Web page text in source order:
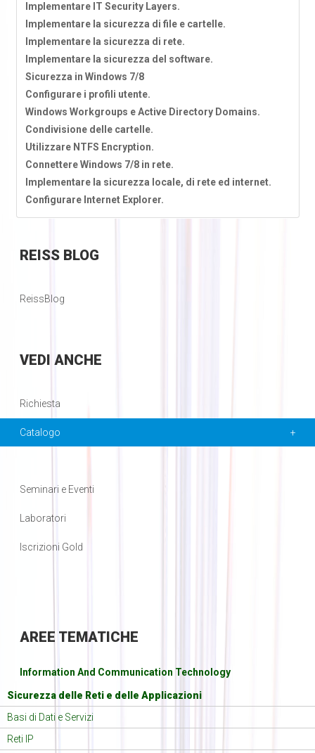
Implementare IT Security Layers.
Implementare la sicurezza di file e cartelle.
Implementare la sicurezza di rete.
Implementare la sicurezza del software.
Sicurezza in Windows 7/8
Configurare i profili utente.
Windows Workgroups e Active Directory Domains.
Condivisione delle cartelle.
Utilizzare NTFS Encryption.
Connettere Windows 7/8 in rete.
Implementare la sicurezza locale, di rete ed internet.
Configurare Internet Explorer.
REISSBLOG
ReissBlog
VEDI ANCHE
Richiesta
Catalogo
Seminari e Eventi
Laboratori
Iscrizioni Gold
AREE TEMATICHE
Information And Communication Technology
Sicurezza delle Reti e delle Applicazioni
Basi di Dati e Servizi
Reti IP